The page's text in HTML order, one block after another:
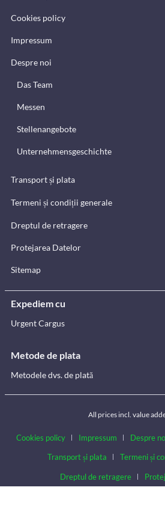
Cookies policy
Impressum
Despre noi
Das Team
Messen
Stellenangebote
Unternehmensgeschichte
Transport și plata
Termeni și condiții generale
Dreptul de retragere
Protejarea Datelor
Sitemap
Expediem cu
Urgent Cargus
Metode de plata
Metodele dvs. de plată
All prices incl. value
Cookies policy Impressum Despre
Transport și plata
Termeni și
Dreptul de retragere